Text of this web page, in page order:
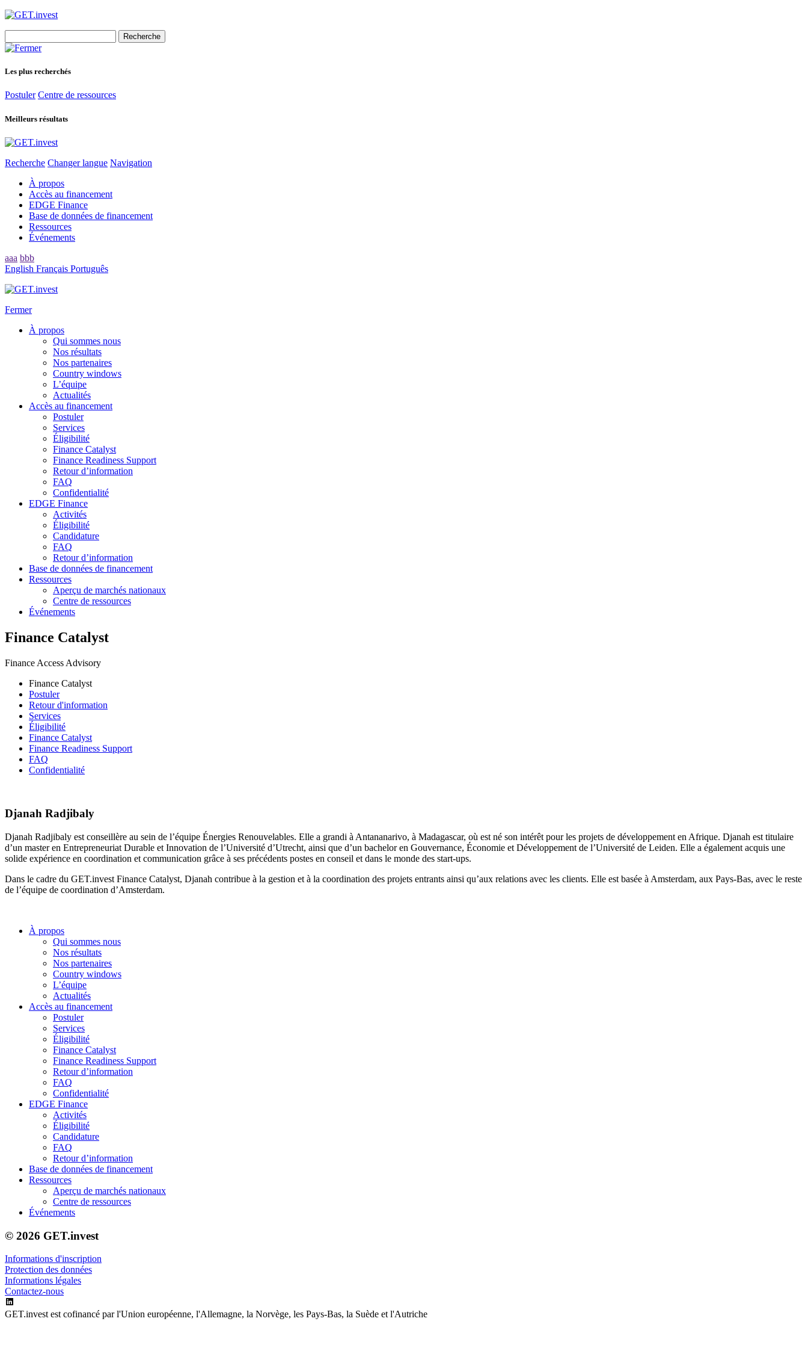
for:
Les plus recherchés
Postuler Centre de ressources
Meilleurs résultats
Recherche Changer langue Navigation
À propos
Accès au financement
EDGE Finance
Base de données de financement
Ressources
Événements
aaa bbb
English Français Português
Fermer
À propos
Qui sommes nous
Nos résultats
Nos partenaires
Country windows
L’équipe
Actualités
Accès au financement
Postuler
Services
Éligibilité
Finance Catalyst
Finance Readiness Support
Retour d’information
FAQ
Confidentialité
EDGE Finance
Activités
Éligibilité
Candidature
FAQ
Retour d’information
Base de données de financement
Ressources
Aperçu de marchés nationaux
Centre de ressources
Événements
Finance Catalyst
Finance Access Advisory
Finance Catalyst
Postuler
Retour d'information
Services
Éligibilité
Finance Catalyst
Finance Readiness Support
FAQ
Confidentialité
Djanah Radjibaly
Djanah Radjibaly est conseillère au sein de l’équipe Énergies Renouvelables. Elle a grandi à Antananarivo, à Madagascar, où est né son intérêt pour les projets de développement en Afrique. Djanah est titulaire
d’un master en Entrepreneuriat Durable et Innovation de l’Université d’Utrecht, ainsi que d’un bachelor en Gouvernance, Économie et Développement de l’Université de Leiden. Elle a également acquis une
solide expérience en coordination et communication grâce à ses précédents postes en conseil et dans le monde des start-ups.
Dans le cadre du GET.invest Finance Catalyst, Djanah contribue à la gestion et à la coordination des projets entrants ainsi qu’aux relations avec les clients. Elle est basée à Amsterdam, aux Pays-Bas, avec le reste
de l’équipe de coordination d’Amsterdam.
À propos
Qui sommes nous
Nos résultats
Nos partenaires
Country windows
L’équipe
Actualités
Accès au financement
Postuler
Services
Éligibilité
Finance Catalyst
Finance Readiness Support
Retour d’information
FAQ
Confidentialité
EDGE Finance
Activités
Éligibilité
Candidature
FAQ
Retour d’information
Base de données de financement
Ressources
Aperçu de marchés nationaux
Centre de ressources
Événements
© 2026 GET.invest
Informations d'inscription
Protection des données
Informations légales
Contactez-nous
GET.invest est cofinancé par l'Union européenne, l'Allemagne, la Norvège, les Pays-Bas, la Suède et l'Autriche